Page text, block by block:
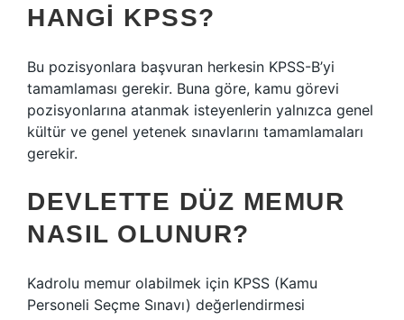
HANGI KPSS?
Bu pozisyonlara başvuran herkesin KPSS-B’yi
tamamlaması gerekir. Buna göre, kamu görevi
pozisyonlarına atanmak isteyenlerin yalnızca genel
kültür ve genel yetenek sınavlarını tamamlamaları
gerekir.
DEVLETTE DÜZ MEMUR
NASIL OLUNUR?
Kadrolu memur olabilmek için KPSS (Kamu
Personeli Seçme Sınavı) değerlendirmesi